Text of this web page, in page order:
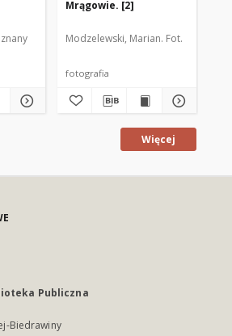
Mrągowie. [2]
Modzelewski, Marian. Fot.
fotografia
Więcej
Publiczna
Biedrawiny